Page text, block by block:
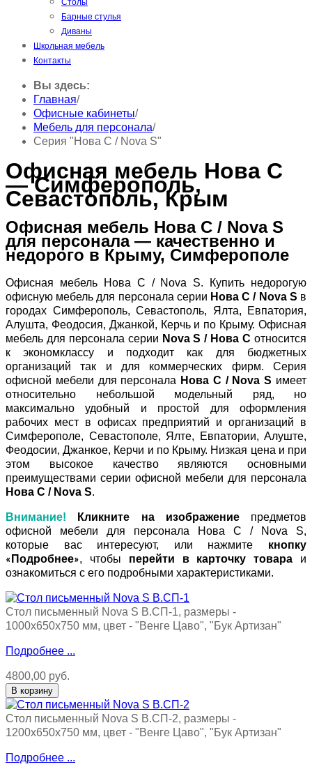
Столы
Барные стулья
Диваны
Школьная мебель
Контакты
Вы здесь:
Главная/
Офисные кабинеты/
Мебель для персонала/
Серия "Нова С / Nova S"
Офисная мебель Нова С
— Симферополь,
Севастополь, Крым
Офисная мебель Нова С / Nova S
для персонала — качественно и
недорого в Крыму, Симферополе
Офисная мебель Нова С / Nova S. Купить недорогую
офисную мебель для персонала серии Нова С / Nova S в
городах Симферополь, Севастополь, Ялта, Евпатория,
Алушта, Феодосия, Джанкой, Керчь и по Крыму. Офисная
мебель для персонала серии Nova S / Нова С относится
к экономклассу и подходит как для бюджетных
организаций так и для коммерческих фирм. Серия
офисной мебели для персонала Нова С / Nova S имеет
относительно небольшой модельный ряд, но
максимально удобный и простой для оформления
рабочих мест в офисах предприятий и организаций в
Симферополе, Севастополе, Ялте, Евпатории, Алуште,
Феодосии, Джанкое, Керчи и по Крыму. Низкая цена и при
этом высокое качество являются основными
преимуществами серии офисной мебели для персонала
Нова С / Nova S.
Внимание! Кликните на изображение предметов
офисной мебели для персонала Нова С / Nova S,
которые вас интересуют, или нажмите кнопку
« Подробнее», чтобы перейти в карточку товара и
ознакомиться с его подробными характеристиками.
Стол письменный Nova S В.СП-1, размеры -
1000х650х750 мм, цвет - "Венге Цаво", "Бук Артизан"
Подробнее ...
4800,00 руб.
Стол письменный Nova S В.СП-2, размеры -
1200х650х750 мм, цвет - "Венге Цаво", "Бук Артизан"
Подробнее ...